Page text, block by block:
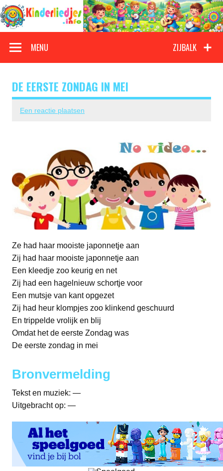
Doorgaan
naar
inhoud
Kinderliedjes
ZIJBALK
MENU
DE EERSTE ZONDAG IN MEI
Een reactie plaatsen
Ze had haar mooiste japonnetje aan
Zij had haar mooiste japonnetje aan
Een kleedje zoo keurig en net
Zij had een hagelnieuw schortje voor
Een mutsje van kant opgezet
Zij had heur klompjes zoo klinkend geschuurd
En trippelde vrolijk en blij
Omdat het de eerste Zondag was
De eerste zondag in mei
Bronvermelding
Tekst en muziek: —
Uitgebracht op: —